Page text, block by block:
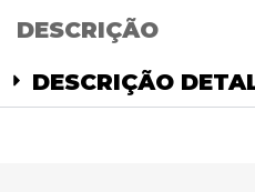
DESCRIÇÃO
DESCRIÇÃO